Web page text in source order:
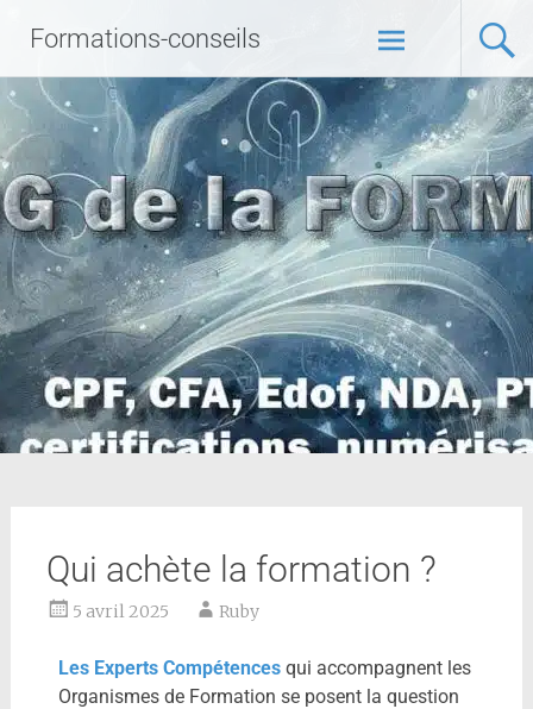
Formations-conseils
Qui achète la formation ?
5 avril 2025 Ruby
Les Experts Compétencesqui accompagnent les
Organismes de Formation se posent la question